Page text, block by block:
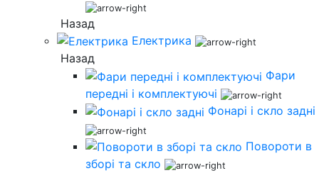
Назад
Електрика
Назад
Фари
передні і комплектуючі
Фонарі і скло задні
Повороти в
зборі та скло